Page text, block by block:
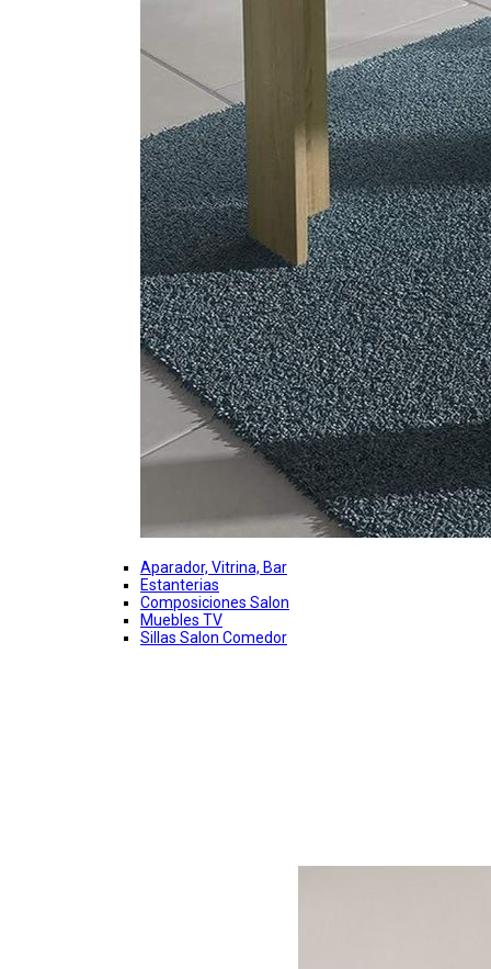
Aparador, Vitrina, Bar
Estanterias
Composiciones Salon
Muebles TV
Sillas Salon Comedor